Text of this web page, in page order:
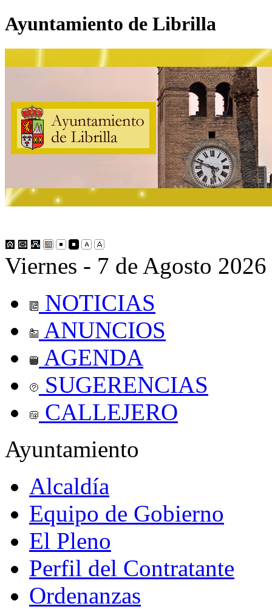
Ayuntamiento de Librilla
Viernes - 7 de Agosto 2026
NOTICIAS
ANUNCIOS
AGENDA
SUGERENCIAS
CALLEJERO
Ayuntamiento
Alcaldía
Equipo de Gobierno
El Pleno
Perfil del Contratante
Ordenanzas